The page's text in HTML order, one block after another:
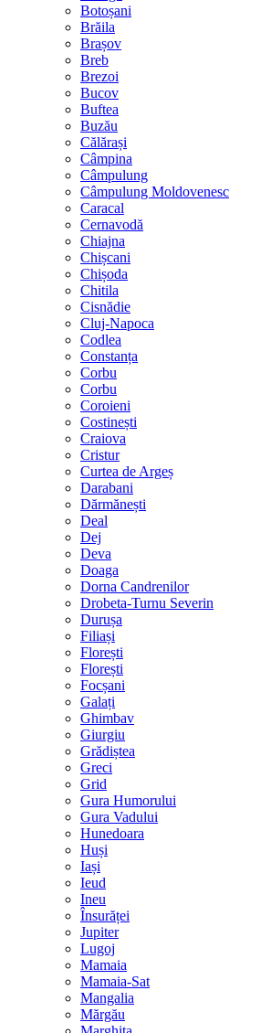
Botoșani
Brăila
Brașov
Breb
Brezoi
Bucov
Buftea
Buzău
Călărași
Câmpina
Câmpulung
Câmpulung Moldovenesc
Caracal
Cernavodă
Chiajna
Chișcani
Chișoda
Chitila
Cisnădie
Cluj-Napoca
Codlea
Constanța
Corbu
Corbu
Coroieni
Costinești
Craiova
Cristur
Curtea de Argeș
Darabani
Dărmănești
Deal
Dej
Deva
Doaga
Dorna Candrenilor
Drobeta-Turnu Severin
Durușa
Filiași
Florești
Florești
Focșani
Galați
Ghimbav
Giurgiu
Grădiștea
Greci
Grid
Gura Humorului
Gura Vadului
Hunedoara
Huși
Iași
Ieud
Ineu
Însurăței
Jupiter
Lugoj
Mamaia
Mamaia-Sat
Mangalia
Mărgău